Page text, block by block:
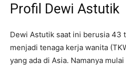
Profil Dewi Astutik
Dewi Astutik saat ini berusia 43
menjadi tenaga kerja wanita
yang ada di Asia. Namanya